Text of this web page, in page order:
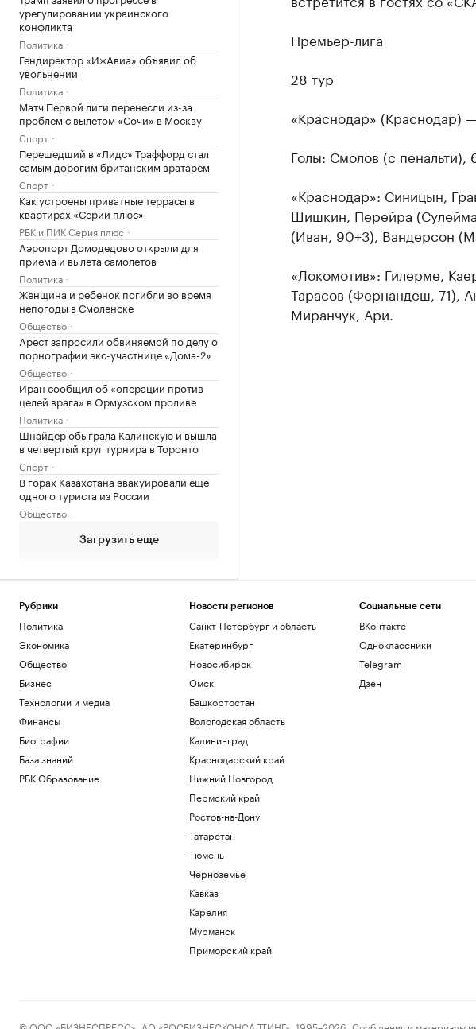
урегулировании украинского
конфликта
Политика
Гендиректор «ИжАвиа» объявил об
увольнении
Политика
Матч Первой лиги перенесли из-за
проблем с вылетом «Сочи» в Москву
Спорт
Перешедший в «Лидс» Траффорд стал
самым дорогим британским вратарем
Спорт
Как устроены приватные террасы в
квартирах «Серии плюс»
РБК и ПИК Серия плюс
Аэропорт Домодедово открыли для
приема и вылета самолетов
Политика
Женщина и ребенок погибли во время
непогоды в Смоленске
Общество
Арест запросили обвиняемой по делу о
порнографии экс-участнице «Дома-2»
Общество
Иран сообщил об «операции против
целей врага» в Ормузском проливе
Политика
Шнайдер обыграла Калинскую и вышла
в четвертый круг турнира в Торонто
Спорт
В горах Казахстана эвакуировали еще
одного туриста из России
Общество
Загрузить еще
Премьер-лига
28 тур
«Краснодар» (Краснодар)
Голы: Смолов (с
«Краснодар»: Синицын,
Шишкин, Перейра
(Иван, 90+3), Вандерсон
«Локомотив»: Гилерме,
Тарасов (Фернандеш, 71),
Миранчук, Ари.
Рубрики
Политика
Экономика
Общество
Бизнес
Технологии и медиа
Финансы
Биографии
База знаний
РБК Образование
Новости регионов
Санкт-Петербург и область
Екатеринбург
Новосибирск
Омск
Башкортостан
Вологодская область
Калининград
Краснодарский край
Нижний Новгород
Пермский край
Ростов-на-Дону
Татарстан
Тюмень
Черноземье
Кавказ
Карелия
Мурманск
Приморский край
Социальные сети
ВКонтакте
Одноклассники
Telegram
Дзен